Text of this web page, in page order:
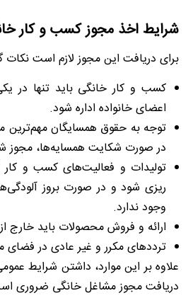
شرایط اخذ مجوز کسب و کار
برای دریافت این مجوز لازم است
کسب و کار خانگی باید تنها در
اعضای خانواده اداره شود.
توجه به حقوق همسایگان مهم‌ترین
در صورت شکایت همسایه‌ها، مجوز
تولیدات و فعالیت‌های کسب و کار
ریزی شود و در صورت بروز
وجود ندارد.
ارائه و فروش محصولات باید خارج
ترددهای مکرر و غیر عادی در فضای
علاوه بر این موارد، داشتن شرایط
دریافت مجوز مشاغل خانگی ضروری